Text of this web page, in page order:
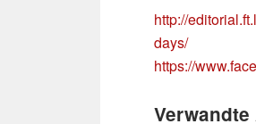
http://
days/
https://